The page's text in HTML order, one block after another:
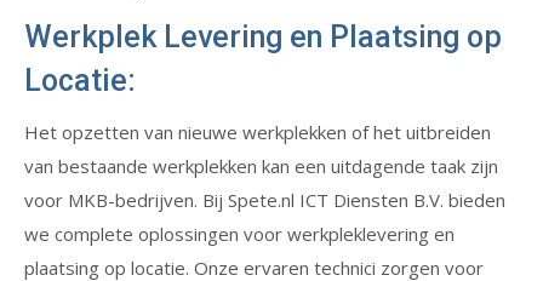
Werkplek Levering en Plaatsing op
Locatie:
Het opzetten van nieuwe werkplekken of het uitbreiden
van bestaande werkplekken kan een uitdagende taak zijn
voor MKB-bedrijven. Bij Spete.nl ICT Diensten B.V. bieden
we complete oplossingen voor werkpleklevering en
plaatsing op locatie. Onze ervaren technici zorgen voor